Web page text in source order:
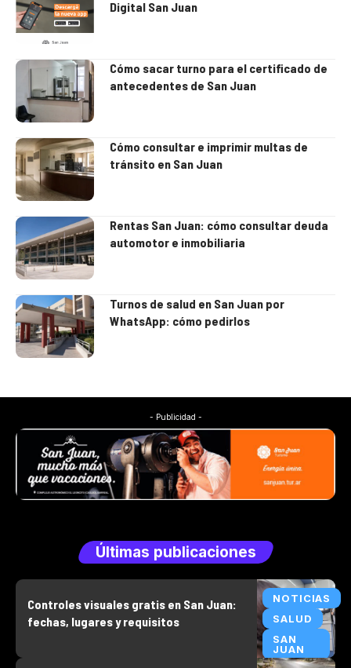
Digital San Juan
Cómo sacar turno para el certificado de
antecedentes de San Juan
Cómo consultar e imprimir multas de
tránsito en San Juan
Rentas San Juan: cómo consultar deuda
automotor e inmobiliaria
Turnos de salud en San Juan por
WhatsApp: cómo pedirlos
- Publicidad -
Últimas publicaciones
NOTICIAS
SALUD
SAN
JUAN
Controles visuales gratis en San Juan:
fechas, lugares y requisitos